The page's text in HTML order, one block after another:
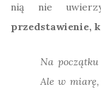
nią nie
przedstawienie,
Na
Ale w